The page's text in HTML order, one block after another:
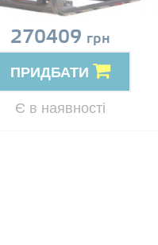
270409 грн
ПРИДБАТИ
Є в наявності